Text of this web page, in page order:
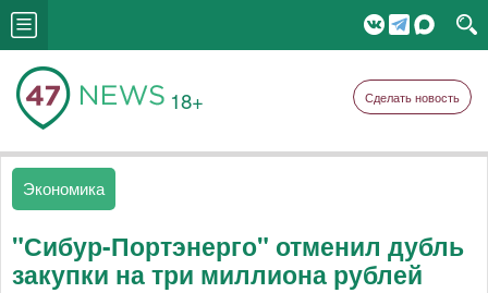
18+ Сделать новость
Экономика
"Сибур-Портэнерго" отменил дубль
закупки на три миллиона рублей